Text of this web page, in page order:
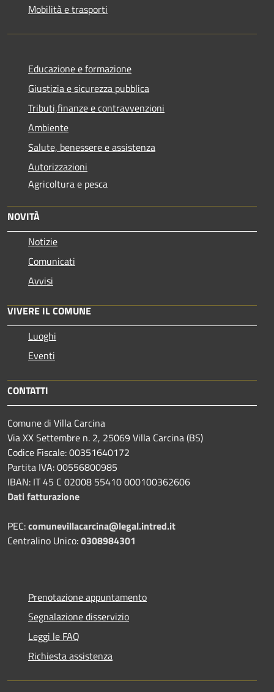
Mobilità e trasporti
Educazione e formazione
Giustizia e sicurezza pubblica
Tributi,finanze e contravvenzioni
Ambiente
Salute, benessere e assistenza
Autorizzazioni
Agricoltura e pesca
NOVITÀ
Notizie
Comunicati
Avvisi
VIVERE IL COMUNE
Luoghi
Eventi
CONTATTI
Comune di Villa Carcina
Via XX Settembre n. 2, 25069 Villa Carcina (BS)
Codice Fiscale: 00351640172
Partita IVA: 00556800985
IBAN: IT 45 C 02008 55410 000100362606
Dati fatturazione
PEC:comunevillacarcina@legal.intred.it
Centralino Unico:0308984301
Prenotazione appuntamento
Segnalazione disservizio
Leggi le FAQ
Richiesta assistenza